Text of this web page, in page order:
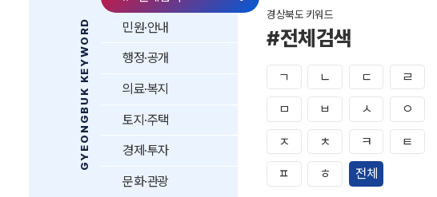
GYEONGBUK KEYWORD
경상북도 키워드
#전체검색
ㄱ ㄴ ㄷ ㄹ
ㅁ ㅂ ㅅ ㅇ
ㅈ ㅊ ㅋ ㅌ
ㅍ ㅎ 전체
민원·안내
행정·공개
의료·복지
토지·주택
경제·투자
문화·관광